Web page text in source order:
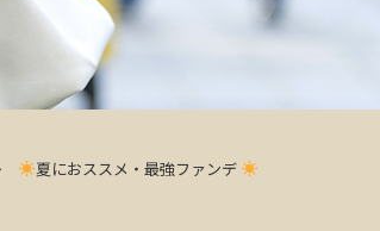
夏におススメ・最強ファンデ